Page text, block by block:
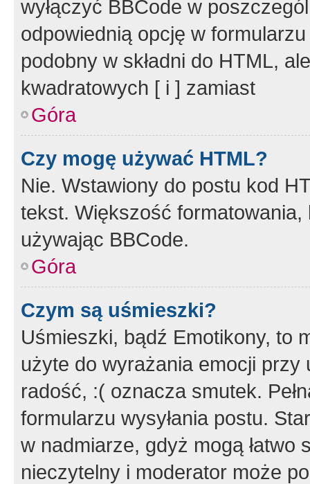
wyłączyć BBCode w
odpowiednią opcję w
podobny w składni do HTML,
kwadratowych [ i ] zamiast
Góra
Czy mogę używać HTML?
Nie. Wstawiony do postu kod
tekst. Większość
używając BBCode.
Góra
Czym są uśmieszki?
Uśmieszki, bądź Emotikony, to
użyte do wyrażania emocji
radość, :( oznacza smutek.
formularzu wysyłania postu.
w nadmiarze, gdyż mogą
nieczytelny i moderator może